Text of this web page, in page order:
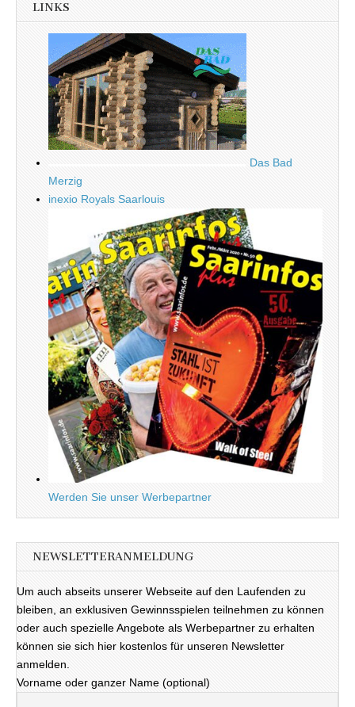
LINKS
Das Bad
Merzig
inexio Royals Saarlouis
Werden Sie unser Werbepartner
NEWSLETTERANMELDUNG
Um auch abseits unserer Webseite auf den Laufenden zu
bleiben, an exklusiven Gewinnsspielen teilnehmen zu können
oder auch spezielle Angebote als Werbepartner zu erhalten
können sie sich hier kostenlos für unseren Newsletter
anmelden.
Vorname oder ganzer Name (optional)